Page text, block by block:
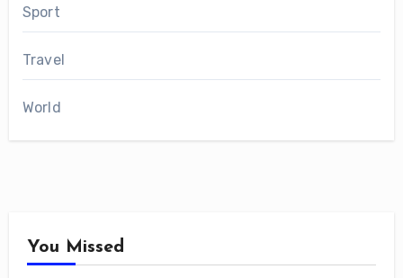
Sport
Travel
World
You Missed